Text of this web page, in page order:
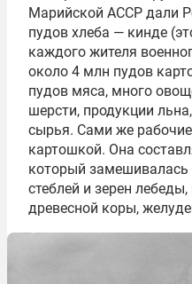
Марийской АССР дали
пудов хлеба — кинде
каждого жителя
около 4 млн пудов
пудов мяса, много
шерсти, продукции
сырья. Сами же
картошкой. Она
который
стеблей и зерен
древесной коры,